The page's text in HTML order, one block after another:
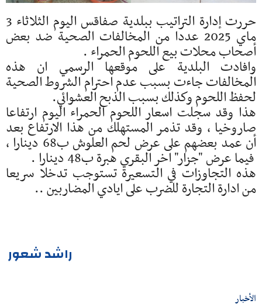
حررت إدارة التراتيب ببلدية صفاقس اليوم الثلاثاء 3
ماي 2025 عددا من المخالفات الصحية ضد بعض
أصحاب محلات بيع اللحوم الحمراء .
وافادت البلدية على موقعها الرسمي ان هذه
المخالفات جاءت بسبب عدم احترام الشروط الصحية
لحفظ اللحوم وكذلك بسبب الذبح العشوائي.
هذا وقد سجلت اسعار اللحوم الحمراء اليوم ارتفاعا
صاروخيا ، وقد تذمر المستهلك من هذا الارتفاع بعد
أن عمد بعضهم على عرض لحم العلوش ب68 دينارا ،
فيما عرض "جزار" اخر البقري هبرة ب48 دينارا .
هذه التجاوزات في التسعيرة تستوجب تدخلا سريعا
من ادارة التجارة للضرب على ايادي المضاربين ..
راشد شعور
الأخبار